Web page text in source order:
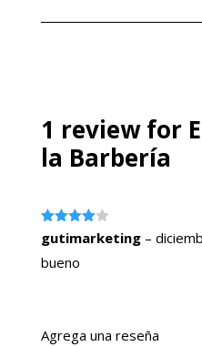
1 review for
la Barbería
Valorado
con4de
5
gutimarketing –
bueno
Agrega una reseña